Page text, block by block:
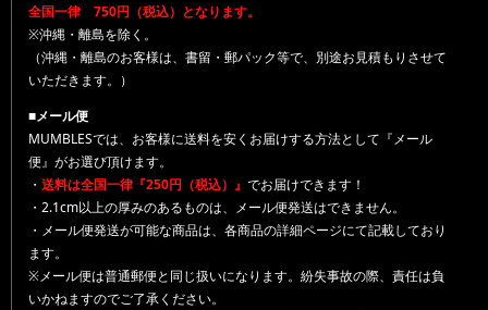
全国一律 750円（税込）となります。
※沖縄・離島を除く。
（沖縄・離島のお客様は、書留・郵パック等で、別途お見積もりさせて
いただきます。）
■メール便
MUMBLESでは、お客様に送料を安くお届けする方法として『メール
便』がお選び頂けます。
・ 送料は全国一律『250円（税込）』 でお届けできます！
・2.1cm以上の厚みのあるものは、メール便発送はできません。
・メール便発送が可能な商品は、各商品の詳細ページにて記載しており
ます。
※メール便は普通郵便と同じ扱いになります。紛失事故の際、責任は負
いかねますのでご了承ください。